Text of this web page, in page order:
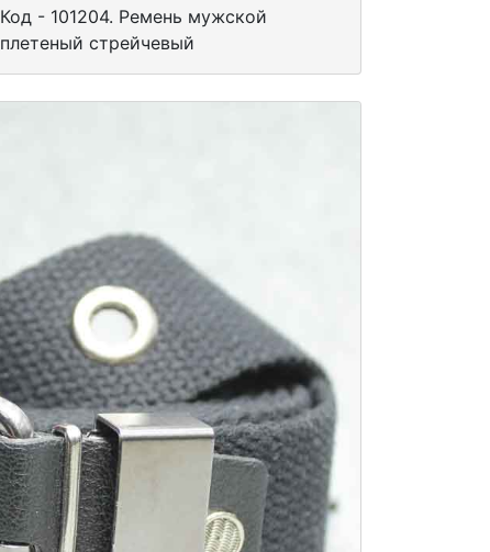
Код - 101204. Ремень мужской
плетеный стрейчевый